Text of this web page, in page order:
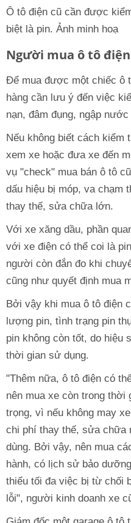
Ô tô điện cũ cần được
biệt là pin. Ảnh minh hoạ
Người mua ô tô
Để mua được một chiếc ô
hàng cần lưu ý đến việc
nạn, đâm đụng, ngập
Nếu không biết cách kiểm
xem xe hoặc đưa xe đến
vụ "check" mua bán ô tô
dấu hiệu bị móp, va chạm
thay thế, sửa chữa lớn.
Với xe xăng dầu, phần
với xe điện có thể coi là
người còn đắn đo khi
cũng như quyết định mua
Bởi vậy khi mua ô tô điện
lượng pin, tình trạng pin
pin không còn tốt, do hiệu
thời gian sử dụng.
"Thêm nữa, ô tô điện có
nên mua xe còn trong thời
trọng, vì nếu không may
chi phí thay thế, sửa chữa
dùng. Bởi vậy, nên mua
hành, có lịch sử bảo
thiểu tối đa việc bị từ chối
lỗi", người kinh doanh xe